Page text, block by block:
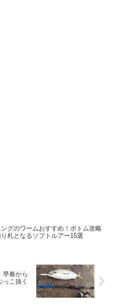
グのワームおすすめ！ボトム攻略
り札となるソフトルアー15選
早春から
こ抜く